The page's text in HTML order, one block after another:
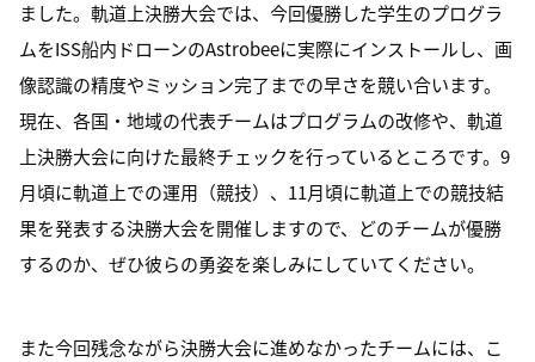
ました。軌道上決勝大会では、今回優勝した学生のプログラ
ムをISS船内ドローンのAstrobeeに実際にインストールし、画
像認識の精度やミッション完了までの早さを競い合います。
現在、各国・地域の代表チームはプログラムの改修や、軌道
上決勝大会に向けた最終チェックを行っているところです。9
月頃に軌道上での運用（競技）、11月頃に軌道上での競技結
果を発表する決勝大会を開催しますので、どのチームが優勝
するのか、ぜひ彼らの勇姿を楽しみにしていてください。
また今回残念ながら決勝大会に進めなかったチームには、こ